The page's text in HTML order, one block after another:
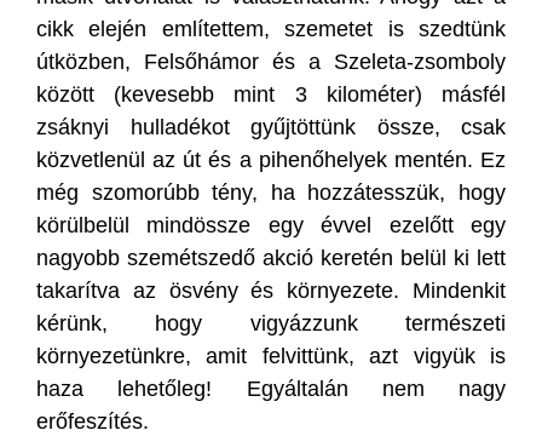
cikk elején említettem, szemetet is szedtünk
útközben, Felsőhámor és a Szeleta-zsomboly
között (kevesebb mint 3 kilométer) másfél
zsáknyi hulladékot gyűjtöttünk össze, csak
közvetlenül az út és a pihenőhelyek mentén. Ez
még szomorúbb tény, ha hozzátesszük, hogy
körülbelül mindössze egy évvel ezelőtt egy
nagyobb szemétszedő akció keretén belül ki lett
takarítva az ösvény és környezete. Mindenkit
kérünk, hogy vigyázzunk természeti
környezetünkre, amit felvittünk, azt vigyük is
haza lehetőleg! Egyáltalán nem nagy
erőfeszítés.